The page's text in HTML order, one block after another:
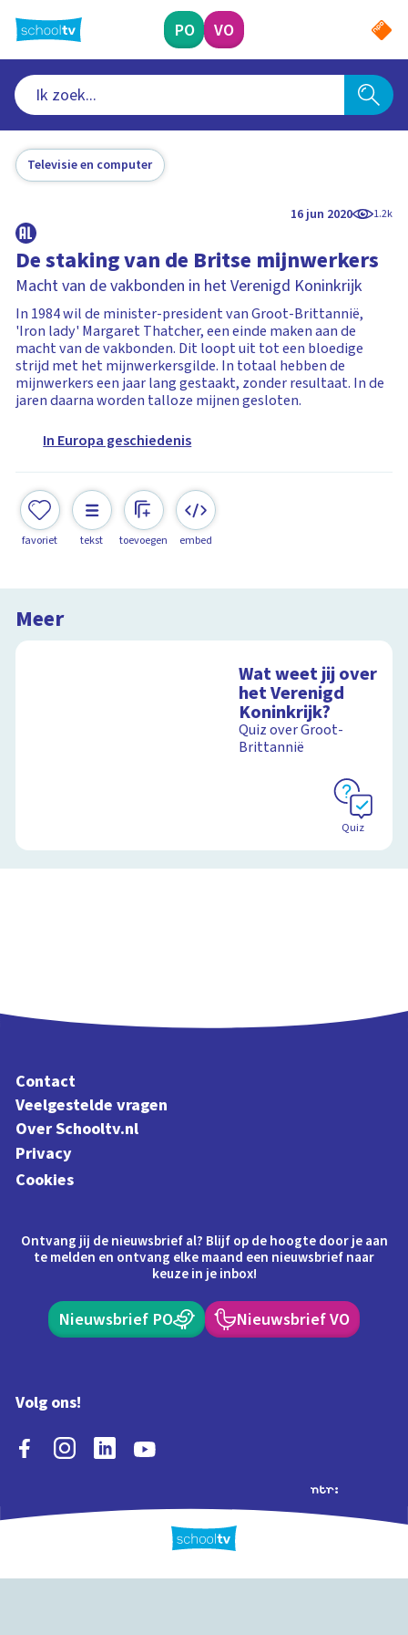
naar
hoofdinhoud
PO VO
Televisie en computer
16 jun 2020 1.2k
De staking van de Britse mijnwerkers
Macht van de vakbonden in het Verenigd Koninkrijk
In 1984 wil de minister-president van Groot-Brittannië,
'Iron lady' Margaret Thatcher, een einde maken aan de
macht van de vakbonden. Dit loopt uit tot een bloedige
strijd met het mijnwerkersgilde. In totaal hebben de
mijnwerkers een jaar lang gestaakt, zonder resultaat. In de
jaren daarna worden talloze mijnen gesloten.
In Europa geschiedenis
favoriet tekst toevoegen embed
Meer
Wat weet jij over
het Verenigd
Koninkrijk?
Quiz over Groot-
Brittannië
Quiz
Contact
Veelgestelde vragen
Over Schooltv.nl
Privacy
Cookies
Ontvang jij de nieuwsbrief al? Blijf op de hoogte door je aan
te melden en ontvang elke maand een nieuwsbrief naar
keuze in je inbox!
Nieuwsbrief PO Nieuwsbrief VO
Volg ons!